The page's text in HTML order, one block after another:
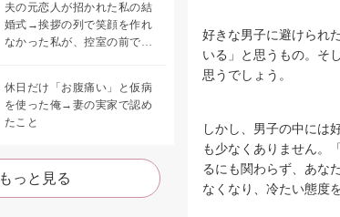
夫の元恋人が招かれた私の結
婚式→挨拶の列で笑顔を作れ
なかった私が、控室の前で彼
休日だけ「お腹痛い」と仮病
を使った俺→妻の実家で認め
たこと
もっと見る
好きな男子に避けられ
いる」と思うもの。そ
思うでしょう。
しかし、男子の中には
も少なくありません。
るにも関わらず、あな
なくなり、冷たい態度